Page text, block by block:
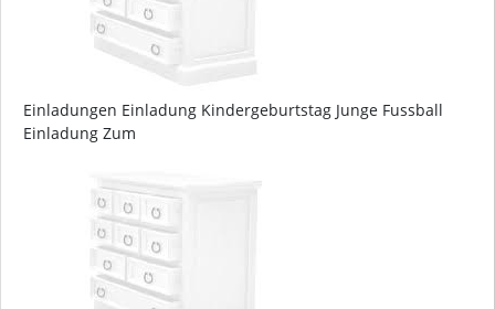
Einladungen Einladung Kindergeburtstag Junge Fussball
Einladung Zum